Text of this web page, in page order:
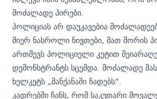
მოძალადე პირები.
პოლიციას არ დაუკავებია
მიერ ნასროლი ნივთები, მათ შორის
ართმევს პოლიციელი კეტით
დემონსტრანტს სცემდა. მოძალადე
ხელკეტს „მანქანაში ჩადებს“.
კადრებში ჩანს, რომ საკუთარი